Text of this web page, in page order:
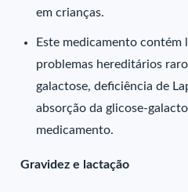
em crianças.
Este medicamento contém
problemas hereditários
galactose, deficiência de
absorção da glicose-
medicamento.
Gravidez e lactação